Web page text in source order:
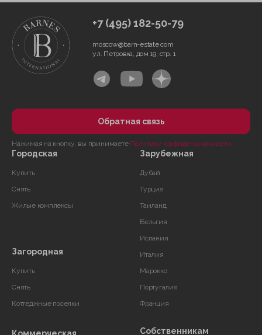
Городская
Купить
Снять
Жилые комплексы
Загородная
Купить
Снять
Коттеджные поселки
Зарубежная
Дубай
Турция
Таиланд
Бельгия
Испания
Италия
Марокко
Португалия
Франция
Собственникам
+7 (495) 182-50-79
moscow@barn-estate.com
ул. Петровка, дом 19, стр. 1
Обратная связь
Нажимая на кнопку, вы принимаете Политику конфиденциальности